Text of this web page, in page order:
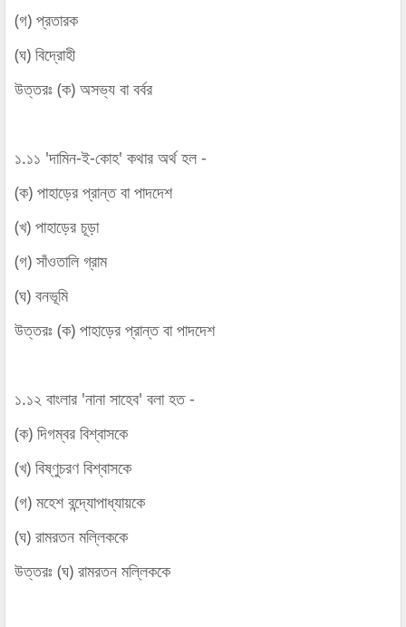
(গ) প্রতারক
(ঘ) বিদ্রোহী
উত্তরঃ (ক) অসভ্য বা বর্বর
১.১১ 'দামিন-ই-কোহ' কথার অর্থ হল -
(ক) পাহাড়ের প্রান্ত বা পাদদেশ
(খ) পাহাড়ের চূড়া
(গ) সাঁওতালি গ্রাম
(ঘ) বনভূমি
উত্তরঃ (ক) পাহাড়ের প্রান্ত বা পাদদেশ
১.১২ বাংলার 'নানা সাহেব' বলা হত -
(ক) দিগম্বর বিশ্বাসকে
(খ) বিষ্ণুচরণ বিশ্বাসকে
(গ) মহেশ বন্দ্যোপাধ্যায়কে
(ঘ) রামরতন মল্লিককে
উত্তরঃ (ঘ) রামরতন মল্লিককে